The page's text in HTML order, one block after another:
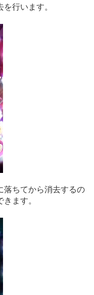
行います。
落ちてから消去するの
ます。